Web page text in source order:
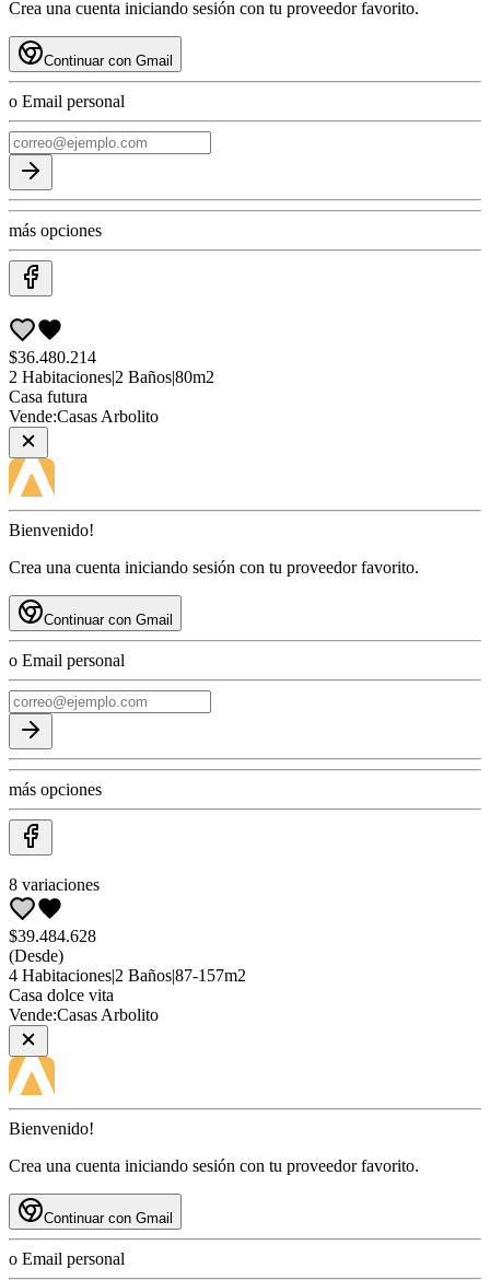
Crea una cuenta iniciando sesión con tu proveedor favorito.
Continuar con Gmail
o Email personal
más opciones
$36.480.214
2 Habitaciones|2 Baños|80m2
Casa futura
Vende:Casas Arbolito
Bienvenido!
Crea una cuenta iniciando sesión con tu proveedor favorito.
Continuar con Gmail
o Email personal
más opciones
8 variaciones
$39.484.628
(Desde)
4 Habitaciones|2 Baños|87-157m2
Casa dolce vita
Vende:Casas Arbolito
Bienvenido!
Crea una cuenta iniciando sesión con tu proveedor favorito.
Continuar con Gmail
o Email personal